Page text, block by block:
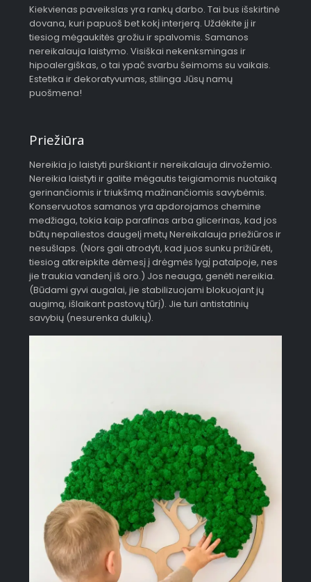
Kiekvienas paveikslas yra rankų darbo. Tai bus išskirtinė
dovana, kuri papuoš bet kokį interjerą. Uždėkite jį ir
tiesiog mėgaukitės grožiu ir spalvomis. Samanos
nereikalauja laistymo. Visiškai nekenksmingas ir
hipoalergiškas, o tai ypač svarbu šeimoms su vaikais.
Estetika ir dekoratyvumas, stilinga Jūsų namų
puošmena!
Priežiūra
Nereikia jo laistyti purškiant ir nereikalauja dirvožemio.
Nereikia laistyti ir galite mėgautis teigiamomis nuotaiką
gerinančiomis ir triukšmą mažinančiomis savybėmis.
Konservuotos samanos yra apdorojamos chemine
medžiaga, tokia kaip parafinas arba glicerinas, kad jos
būtų nepaliestos daugelį metų Nereikalauja priežiūros ir
nesušlaps. (Nors gali atrodyti, kad juos sunku prižiūrėti,
tiesiog atkreipkite dėmesį į drėgmės lygį patalpoje, nes
jie traukia vandenį iš oro.) Jos neauga, genėti nereikia.
(Būdami gyvi augalai, jie stabilizuojami blokuojant jų
augimą, išlaikant pastovų tūrį). Jie turi antistatinių
savybių (nesurenka dulkių).